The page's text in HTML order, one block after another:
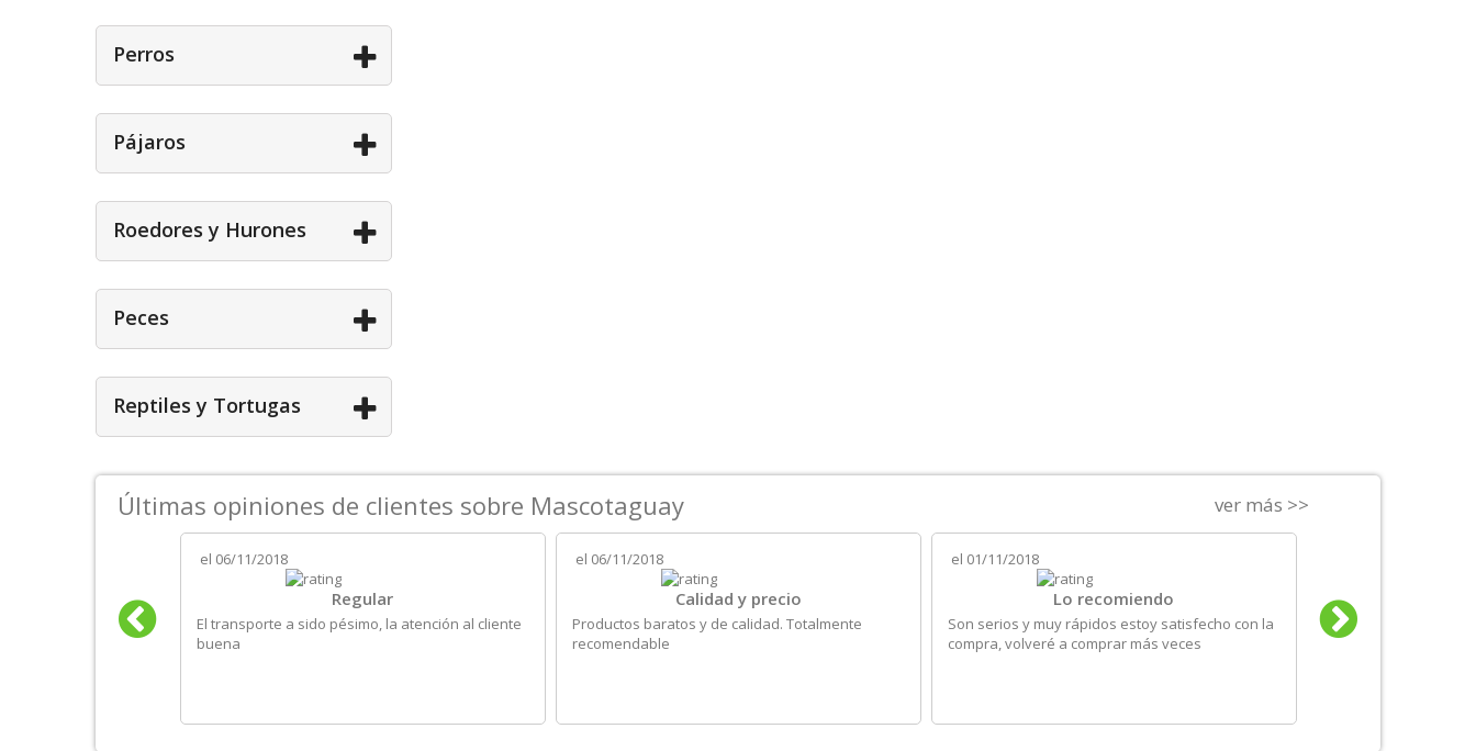
Perros
Pájaros
Roedores y Hurones
Peces
Reptiles y Tortugas
Últimas opiniones de clientes sobre Mascotaguay ver más >>
de productos
el 06/11/2018
Regular
El transporte a sido pésimo, la atención al cliente
buena
el 06/11/2018
Calidad y precio
Productos baratos y de calidad. Totalmente
recomendable
el 01/11/2018
Lo recomiendo
Son serios y muy rápidos estoy satisfecho con la
compra, volveré a comprar más veces
Es la segunda vez
sido correcto: los